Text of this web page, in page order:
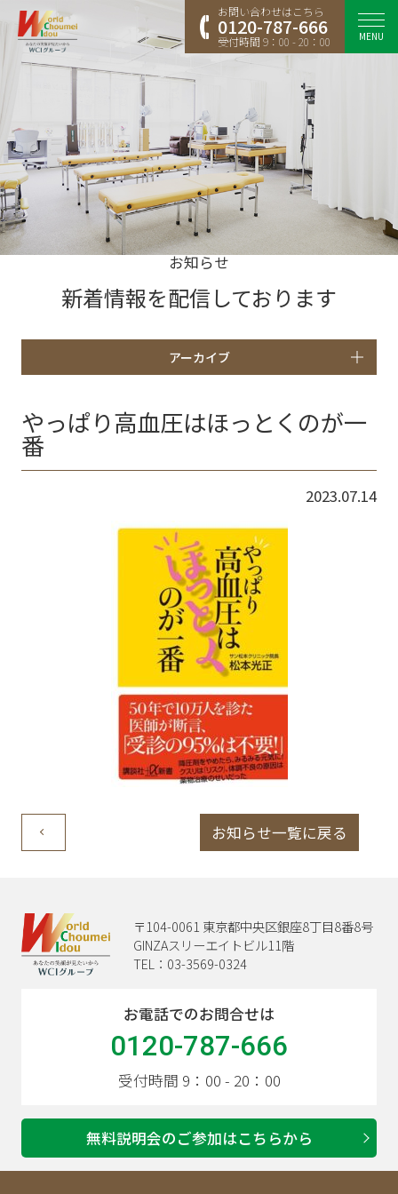
お問い合わせはこちら
0120-787-666
受付時間 9：00 - 20：00 MENU
お知らせ
新着情報を配信しております
アーカイブ
やっぱり高血圧はほっとくのが一
番
2023.07.14
お知らせ一覧に戻る
〒104-0061 東京都中央区銀座8丁目8番8号
GINZAスリーエイトビル11階
TEL：03-3569-0324
お電話でのお問合せは
0120-787-666
受付時間 9：00 - 20：00
無料説明会のご参加はこちらから